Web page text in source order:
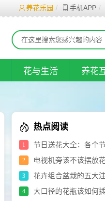
养花乐园 手机APP
花与生活 养花
热点阅读
1 节日送花大全：各个
2 电视机旁该不该摆放
3 花卉组合盆栽的五大
4
大口径的花瓶该如何